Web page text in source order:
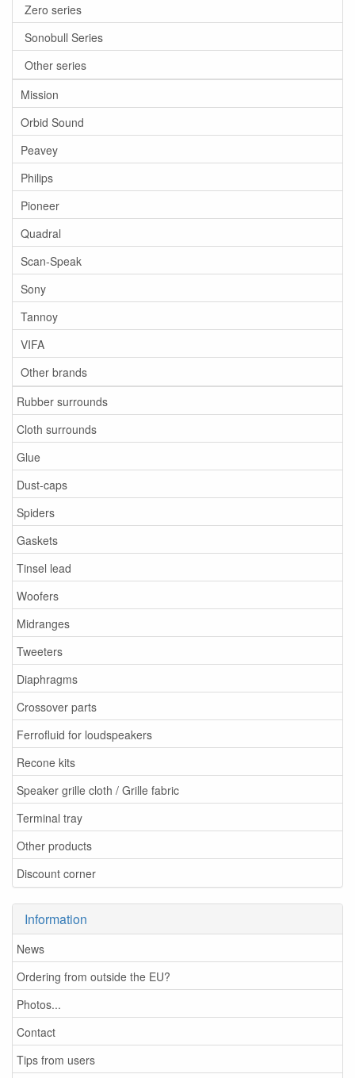
Zero series
Sonobull Series
Other series
Mission
Orbid Sound
Peavey
Philips
Pioneer
Quadral
Scan-Speak
Sony
Tannoy
VIFA
Other brands
Rubber surrounds
Cloth surrounds
Glue
Dust-caps
Spiders
Gaskets
Tinsel lead
Woofers
Midranges
Tweeters
Diaphragms
Crossover parts
Ferrofluid for loudspeakers
Recone kits
Speaker grille cloth / Grille fabric
Terminal tray
Other products
Discount corner
Information
News
Ordering from outside the EU?
Photos...
Contact
Tips from users